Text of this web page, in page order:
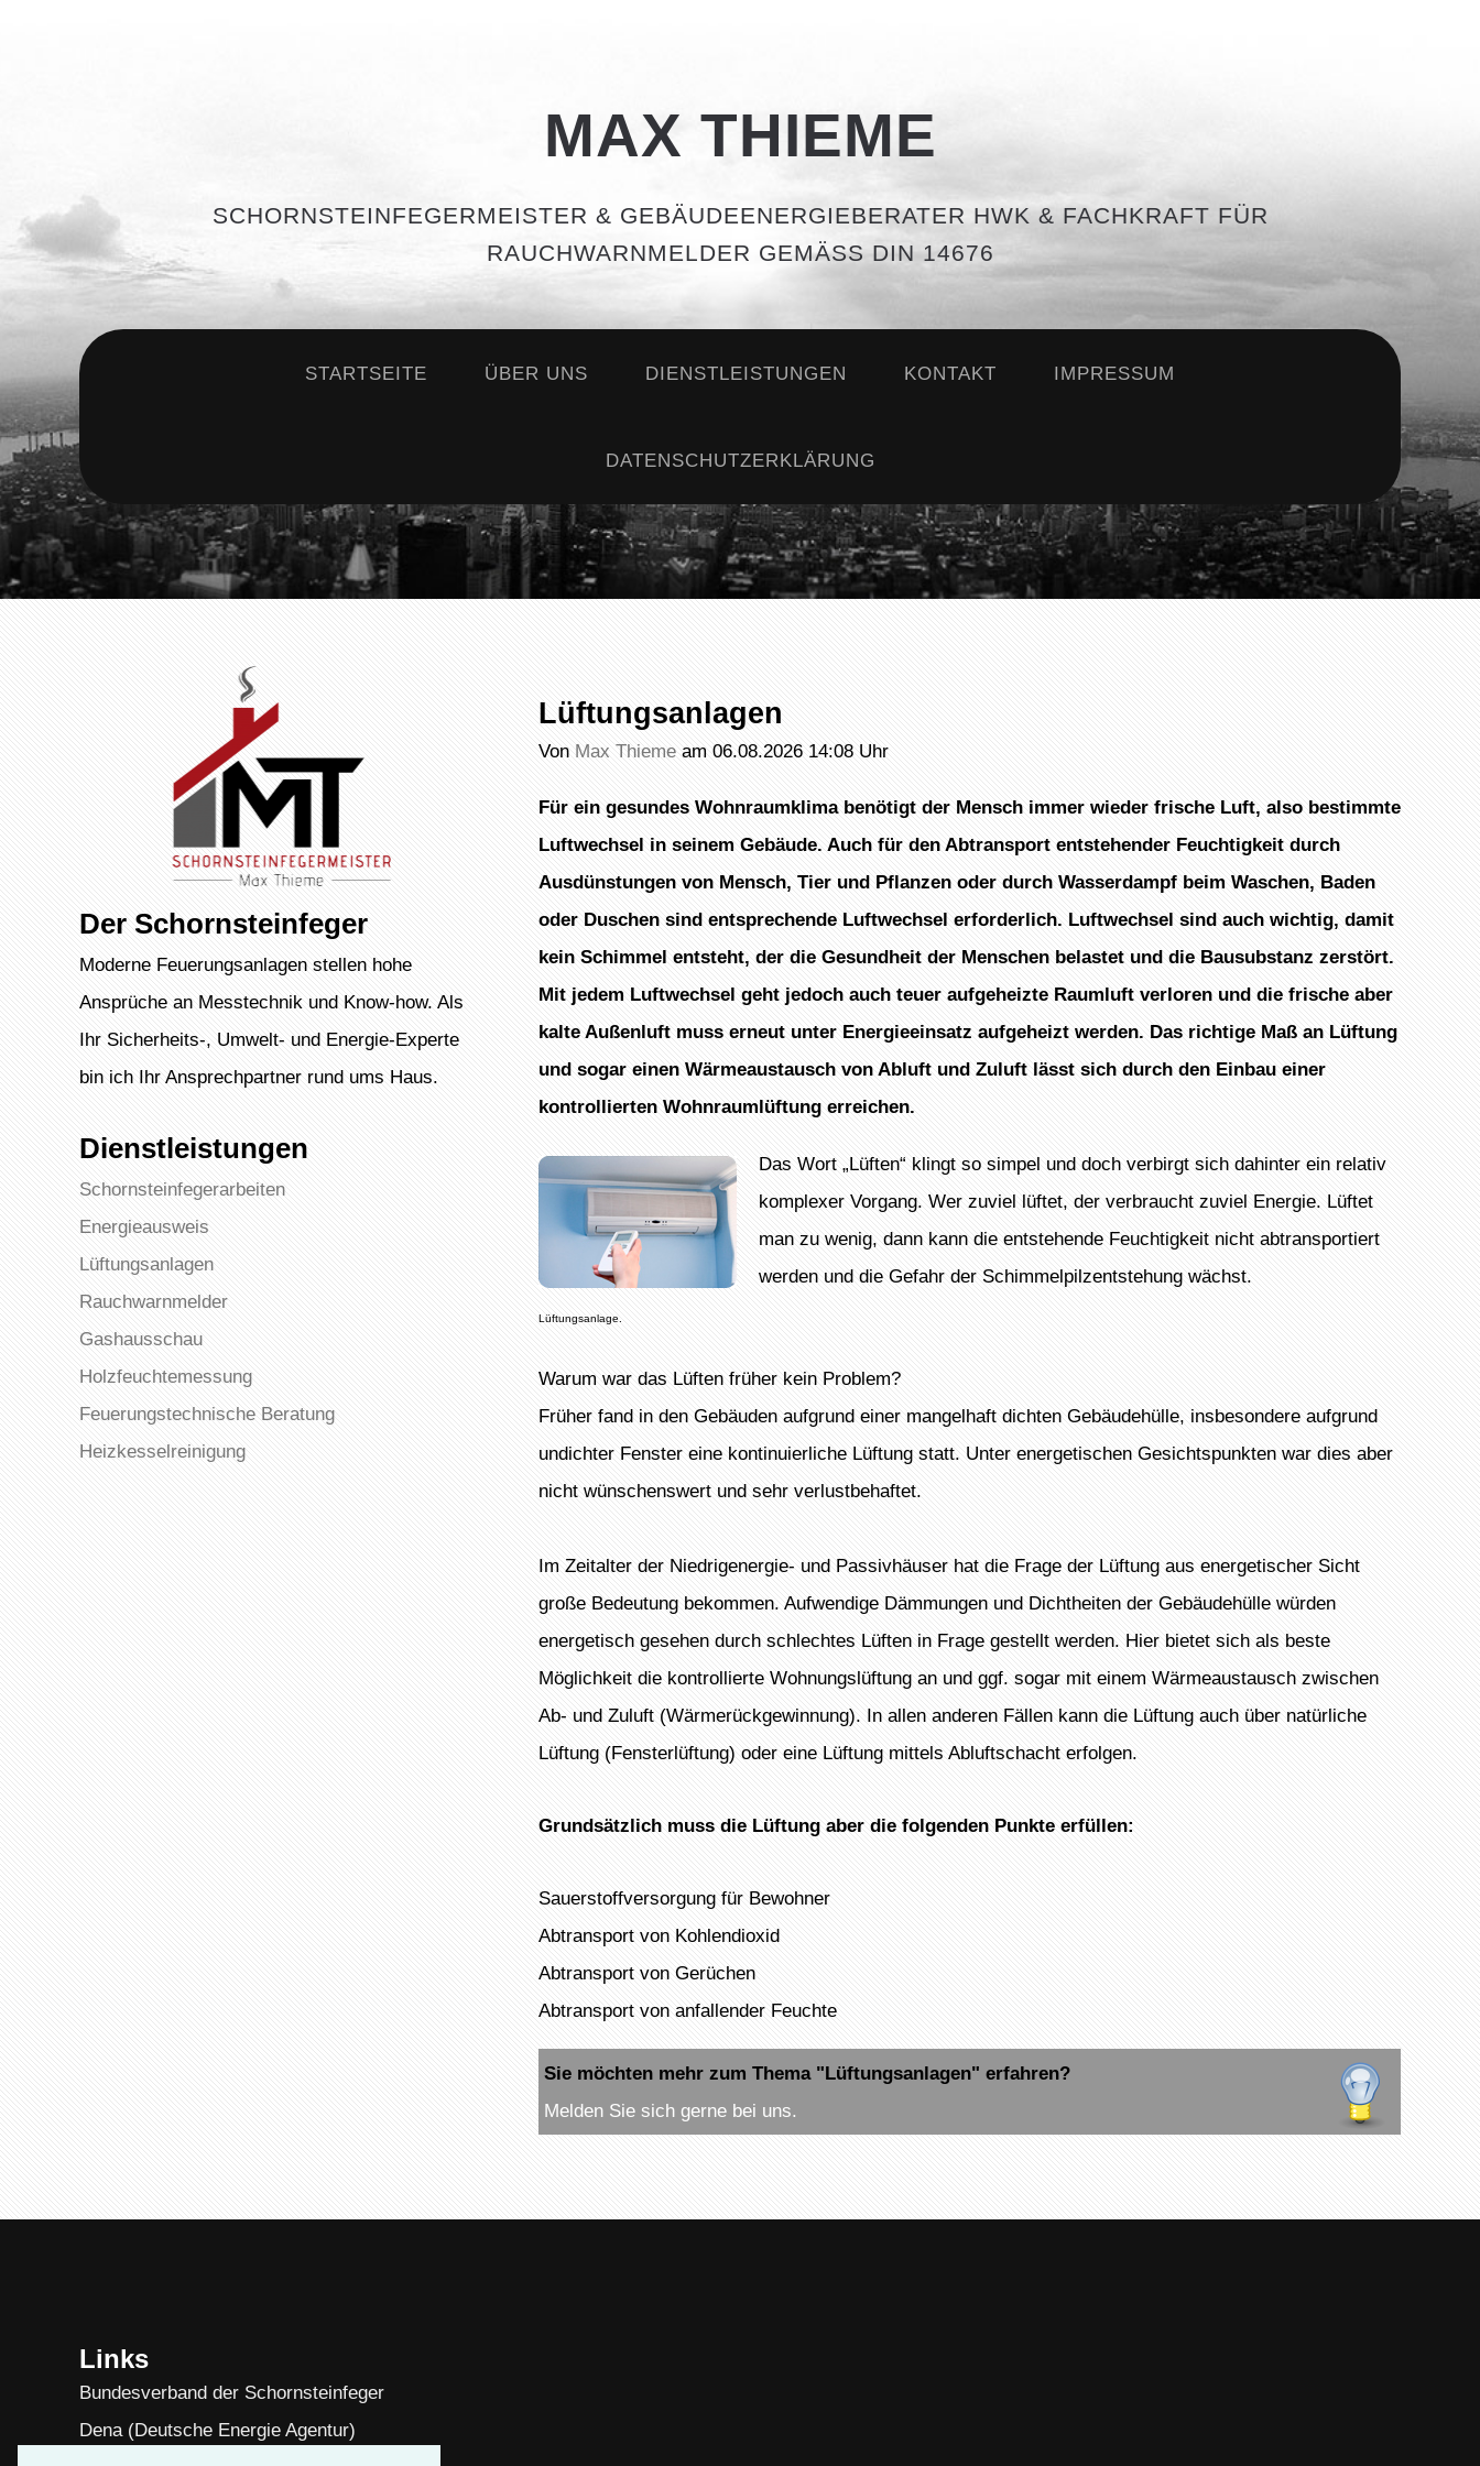
MAX THIEME
SCHORNSTEINFEGERMEISTER & GEBÄUDEENERGIEBERATER HWK & FACHKRAFT FÜR
RAUCHWARNMELDER GEMÄSS DIN 14676
STARTSEITE ÜBER UNS DIENSTLEISTUNGEN KONTAKT IMPRESSUM
DATENSCHUTZERKLÄRUNG
Der Schornsteinfeger
Moderne Feuerungsanlagen stellen hohe
Ansprüche an Messtechnik und Know-how. Als
Ihr Sicherheits-, Umwelt- und Energie-Experte
bin ich Ihr Ansprechpartner rund ums Haus.
Dienstleistungen
Schornsteinfegerarbeiten
Energieausweis
Lüftungsanlagen
Rauchwarnmelder
Gashausschau
Holzfeuchtemessung
Feuerungstechnische Beratung
Heizkesselreinigung
Lüftungsanlagen
Von Max Thiemeam 06.08.2026 14:08 Uhr
Für ein gesundes Wohnraumklima benötigt der Mensch immer wieder frische Luft, also bestimmte
Luftwechsel in seinem Gebäude. Auch für den Abtransport entstehender Feuchtigkeit durch
Ausdünstungen von Mensch, Tier und Pflanzen oder durch Wasserdampf beim Waschen, Baden
oder Duschen sind entsprechende Luftwechsel erforderlich. Luftwechsel sind auch wichtig, damit
kein Schimmel entsteht, der die Gesundheit der Menschen belastet und die Bausubstanz zerstört.
Mit jedem Luftwechsel geht jedoch auch teuer aufgeheizte Raumluft verloren und die frische aber
kalte Außenluft muss erneut unter Energieeinsatz aufgeheizt werden. Das richtige Maß an Lüftung
und sogar einen Wärmeaustausch von Abluft und Zuluft lässt sich durch den Einbau einer
kontrollierten Wohnraumlüftung erreichen.
Lüftungsanlage.
Das Wort „Lüften“ klingt so simpel und doch verbirgt sich dahinter ein relativ
komplexer Vorgang. Wer zuviel lüftet, der verbraucht zuviel Energie. Lüftet
man zu wenig, dann kann die entstehende Feuchtigkeit nicht abtransportiert
werden und die Gefahr der Schimmelpilzentstehung wächst.
Warum war das Lüften früher kein Problem?
Früher fand in den Gebäuden aufgrund einer mangelhaft dichten Gebäudehülle, insbesondere aufgrund
undichter Fenster eine kontinuierliche Lüftung statt. Unter energetischen Gesichtspunkten war dies aber
nicht wünschenswert und sehr verlustbehaftet.
Im Zeitalter der Niedrigenergie- und Passivhäuser hat die Frage der Lüftung aus energetischer Sicht
große Bedeutung bekommen. Aufwendige Dämmungen und Dichtheiten der Gebäudehülle würden
energetisch gesehen durch schlechtes Lüften in Frage gestellt werden. Hier bietet sich als beste
Möglichkeit die kontrollierte Wohnungslüftung an und ggf. sogar mit einem Wärmeaustausch zwischen
Ab- und Zuluft (Wärmerückgewinnung). In allen anderen Fällen kann die Lüftung auch über natürliche
Lüftung (Fensterlüftung) oder eine Lüftung mittels Abluftschacht erfolgen.
Grundsätzlich muss die Lüftung aber die folgenden Punkte erfüllen:
Sauerstoffversorgung für Bewohner
Abtransport von Kohlendioxid
Abtransport von Gerüchen
Abtransport von anfallender Feuchte
Sie möchten mehr zum Thema "Lüftungsanlagen" erfahren?
Melden Sie sich gerne bei uns.
Links
Bundesverband der Schornsteinfeger
Dena (Deutsche Energie Agentur)